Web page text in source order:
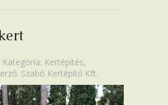
Kertépítés,
Szabó Kertépítő Kft.